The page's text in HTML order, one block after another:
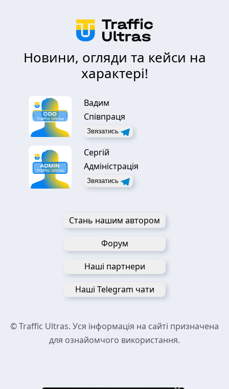
Новини, огляди та кейси на
характері!
Вадим
Співпраця
Звязатись
Сергій
Адміністрація
Звязатись
Стань нашим автором
Форум
Наші партнери
Наші Telegram чати
© Traffic Ultras. Уся інформація на сайті призначена
для ознайомчого використання.